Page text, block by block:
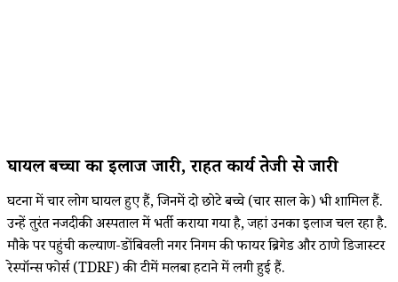
घायल बच्चों का इलाज जारी, राहत कार्य तेजी से जारी
घटना में चार लोग घायल हुए हैं, जिनमें दो छोटे बच्चे (चार साल के) भी शामिल हैं.
उन्हें तुरंत नजदीकी अस्पताल में भर्ती कराया गया है, जहां उनका इलाज चल रहा है.
मौके पर पहुंची कल्याण-डोंबिवली नगर निगम की फायर ब्रिगेड और ठाणे डिजास्टर
रेस्पॉन्स फोर्स (TDRF) की टीमें मलबा हटाने में लगी हुई हैं.